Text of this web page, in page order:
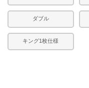
ダブル
キング1枚仕様